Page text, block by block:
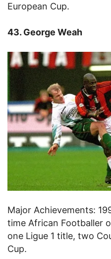
European Cup.
43. George Weah
Major Achievements:
time African Footballer
one Ligue 1 title, two
Cup.